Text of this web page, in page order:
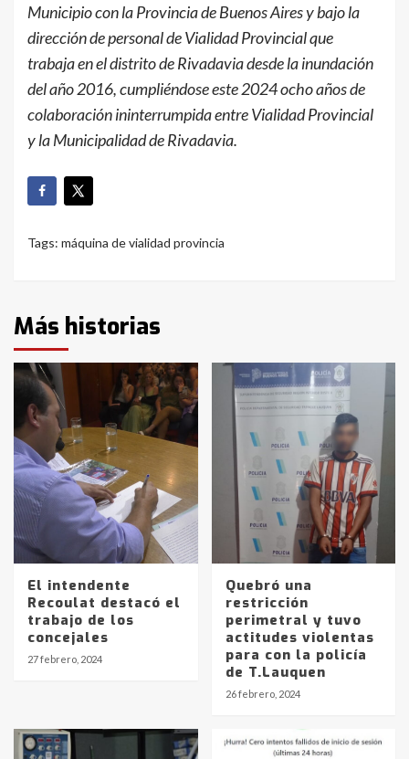
Municipio con la Provincia de Buenos Aires y bajo la
dirección de personal de Vialidad Provincial que
trabaja en el distrito de Rivadavia desde la inundación
del año 2016, cumpliéndose este 2024 ocho años de
colaboración ininterrumpida entre Vialidad Provincial
y la Municipalidad de Rivadavia.
Tags: máquina de vialidad provincia
Más historias
El intendente
Recoulat destacó el
trabajo de los
concejales
27 febrero, 2024
Quebró una
restricción
perimetral y tuvo
actitudes violentas
para con la policía
de T.Lauquen
26 febrero, 2024